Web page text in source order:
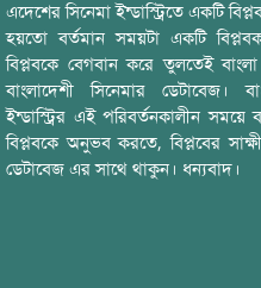
এদেশের সিনেমা ইন্ডাস্ট্রিতে একটি
হয়তো বর্তমান সময়টা একটি
বিপ্লবকে বেগবান করে তুলতেই
বাংলাদেশী সিনেমার ডেটাবেজ।
ইন্ডাস্ট্রির এই পরিবর্তনকালীন সময়ে
বিপ্লবকে অনুভব করতে, বিপ্লবের
ডেটাবেজ এর সাথে থাকুন। ধন্যবাদ।